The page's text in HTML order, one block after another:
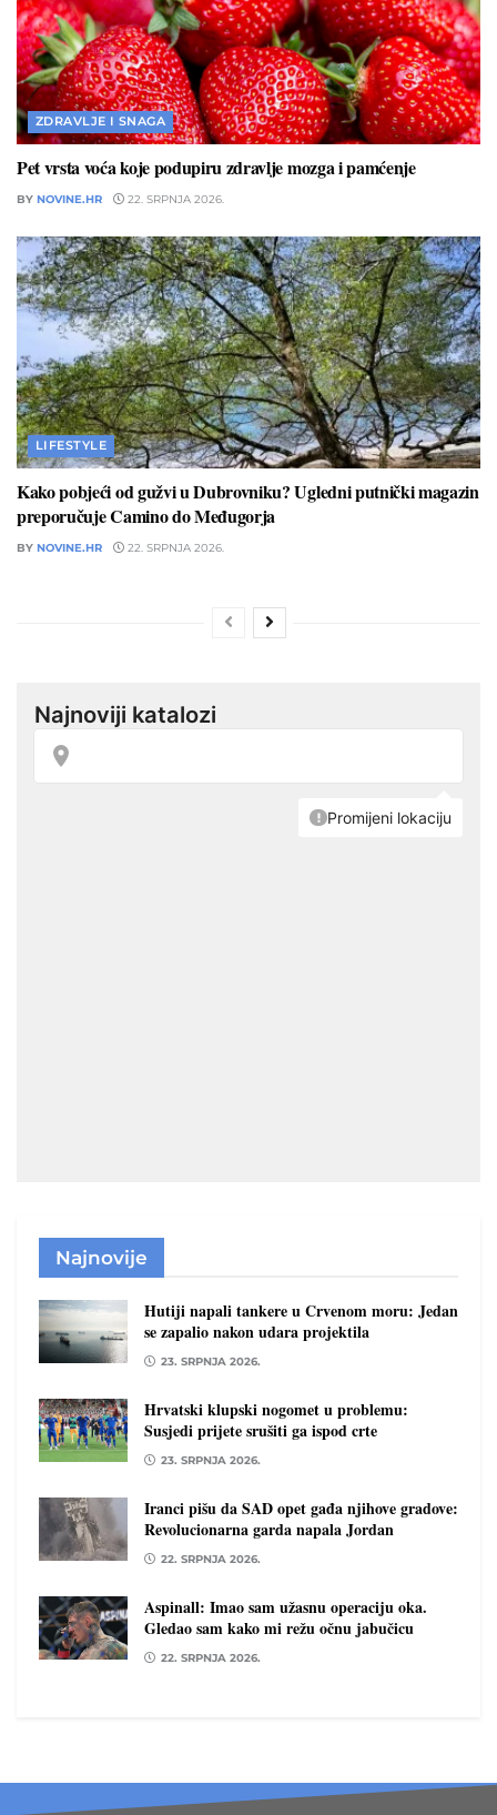
ZDRAVLJE I SNAGA
Pet vrsta voća koje podupiru zdravlje mozga i pamćenje
BY NOVINE.HR 22. SRPNJA 2026.
LIFESTYLE
Kako pobjeći od gužvi u Dubrovniku? Ugledni putnički magazin
preporučuje Camino do Međugorja
BY NOVINE.HR 22. SRPNJA 2026.
Najnovije
Hutiji napali tankere u Crvenom moru: Jedan
se zapalio nakon udara projektila
23. SRPNJA 2026.
Hrvatski klupski nogomet u problemu:
Susjedi prijete srušiti ga ispod crte
23. SRPNJA 2026.
Iranci pišu da SAD opet gađa njihove gradove:
Revolucionarna garda napala Jordan
22. SRPNJA 2026.
Aspinall: Imao sam užasnu operaciju oka.
Gledao sam kako mi režu očnu jabučicu
22. SRPNJA 2026.